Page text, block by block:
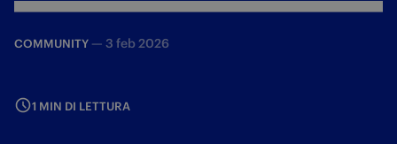
COMMUNITY — 3 feb 2026
1 MIN DI LETTURA